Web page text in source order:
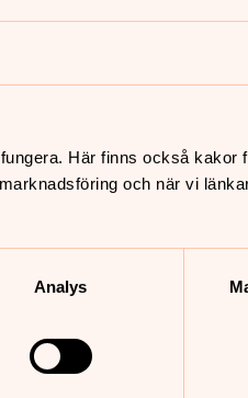
Här finns också kakor
och när vi
Analys